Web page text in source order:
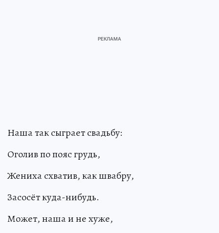
Наша так сыграет свадьбу:
Оголив по пояс грудь,
Жениха схватив, как швабру,
Засосёт куда-нибудь.
Может, наша и не хуже,